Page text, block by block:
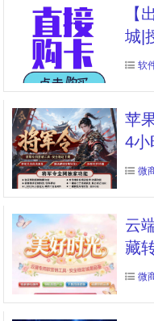
【
城|
自软
苹
4小
友微
云
藏
全微